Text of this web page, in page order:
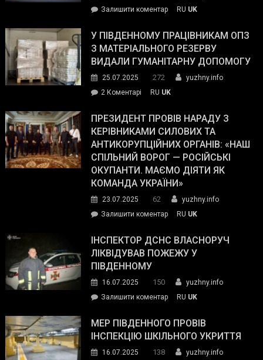
Залишити коментарon
завойовує
симпатії
виборців
The
Street
Journal.
RU UK
У ПІВДЕННОМУ ПРАЦІВНИКАМ ОПЗ
З МАТЕРІАЛЬНОГО РЕЗЕРВУ
ВИДАЛИ ГУМАНІТАРНУ ДОПОМОГУ
25.07.2025 272
yuzhny.info
2 Коментарі
Південному
працівникам
ОПЗ
з
матеріального
резерву
гуманітарну
допомогу
RU UK
ПРЕЗИДЕНТ ПРОВІВ НАРАДУ З
КЕРІВНИКАМИ СИЛОВИХ ТА
АНТИКОРУПЦІЙНИХ ОРГАНІВ: «НАШ
СПІЛЬНИЙ ВОРОГ — РОСІЙСЬКІ
ОКУПАНТИ. МАЄМО ДІЯТИ ЯК
КОМАНДА УКРАЇНИ»
23.07.2025 62
yuzhny.info
Залишити коментарon
провів
нараду
силових
та
органів:
«Наш
спільний
RU UK
ІНСПЕКТОР ДСНС ВЛАСНОРУЧ
ЛІКВІДУВАВ ПОЖЕЖУ У
ПІВДЕННОМУ
16.07.2025 150
yuzhny.info
Залишити коментарon
ДСНС
власноруч
пожежу
RU UK
МЕР ПІВДЕННОГО ПРОВІВ
ІНСПЕКЦІЮ ШКІЛЬНОГО УКРИТТЯ
16.07.2025 138 yuzhny.info